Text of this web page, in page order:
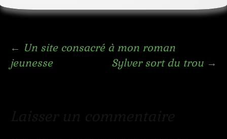
Navigation
des
← Un site consacré à mon roman
jeunesse
Sylver sort du trou →